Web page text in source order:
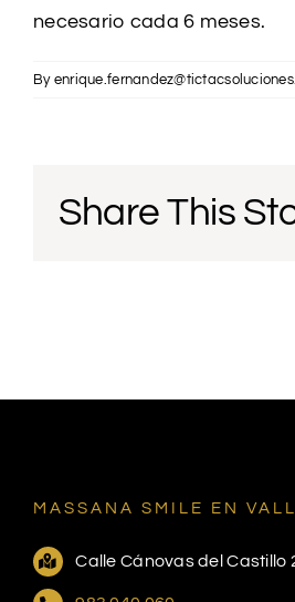
necesario cada 6 meses.
By
Share This
MASSANA SMILE EN
Calle Cánovas del Castillo